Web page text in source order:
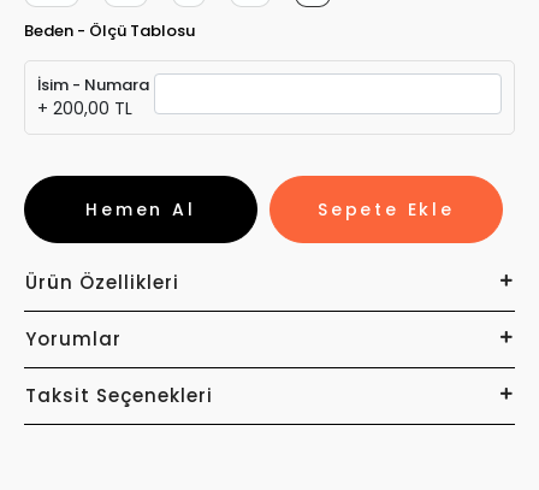
Beden - Ölçü Tablosu
İsim - Numara
+ 200,00 TL
Sepete Ekle
Hemen Al
Ürün Özellikleri
Yorumlar
Taksit Seçenekleri